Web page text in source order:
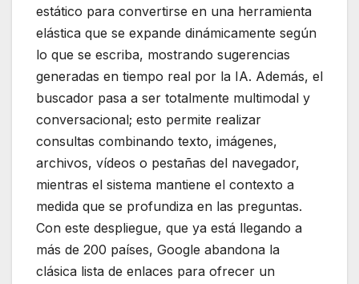
estático para convertirse en una herramienta
elástica que se expande dinámicamente según
lo que se escriba, mostrando sugerencias
generadas en tiempo real por la IA. Además, el
buscador pasa a ser totalmente multimodal y
conversacional; esto permite realizar
consultas combinando texto, imágenes,
archivos, vídeos o pestañas del navegador,
mientras el sistema mantiene el contexto a
medida que se profundiza en las preguntas.
Con este despliegue, que ya está llegando a
más de 200 países, Google abandona la
clásica lista de enlaces para ofrecer un